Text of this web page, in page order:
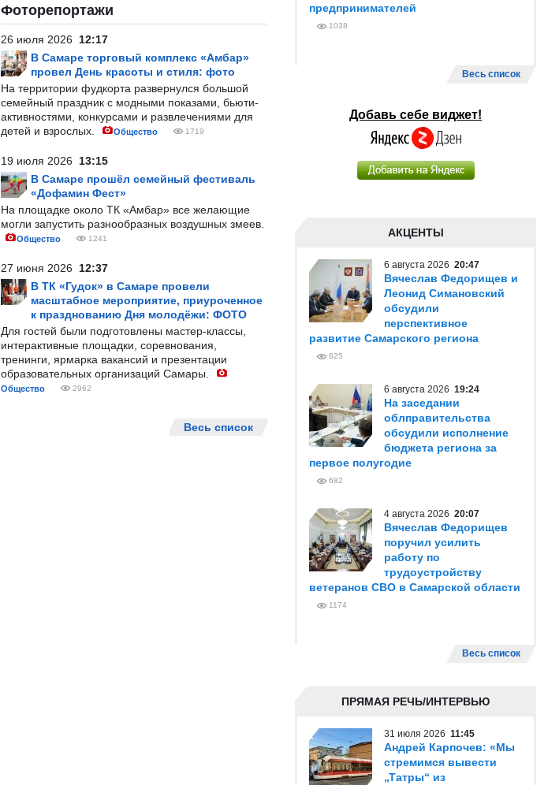
Фоторепортажи
26 июля 2026 12:17
В Самаре торговый комплекс «Амбар»
провел День красоты и стиля: фото
На территории фудкорта развернулся большой
семейный праздник с модными показами, бьюти-
активностями, конкурсами и развлечениями для
детей и взрослых.
Общество 1719
19 июля 2026 13:15
В Самаре прошёл семейный фестиваль
«Дофамин Фест»
На площадке около ТК «Амбар» все желающие
могли запустить разнообразных воздушных змеев.
Общество 1241
27 июня 2026 12:37
В ТК «Гудок» в Самаре провели
масштабное мероприятие, приуроченное
к празднованию Дня молодёжи: ФОТО
Для гостей были подготовлены мастер-классы,
интерактивные площадки, соревнования,
тренинги, ярмарка вакансий и презентации
образовательных организаций Самары.
Общество 2962
Весь список
предпринимателей
1038
Весь список
Добавь себе виджет!
АКЦЕНТЫ
6 августа 2026 20:47
Вячеслав Федорищев и
Леонид Симановский
обсудили
перспективное
развитие Самарского региона
625
6 августа 2026 19:24
На заседании
облправительства
обсудили исполнение
бюджета региона за
первое полугодие
682
4 августа 2026 20:07
Вячеслав Федорищев
поручил усилить
работу по
трудоустройству
ветеранов СВО в Самарской области
1174
Весь список
ПРЯМАЯ РЕЧЬ/ИНТЕРВЬЮ
31 июля 2026 11:45
Андрей Карпочев: «Мы
стремимся вывести
„Татры“ из